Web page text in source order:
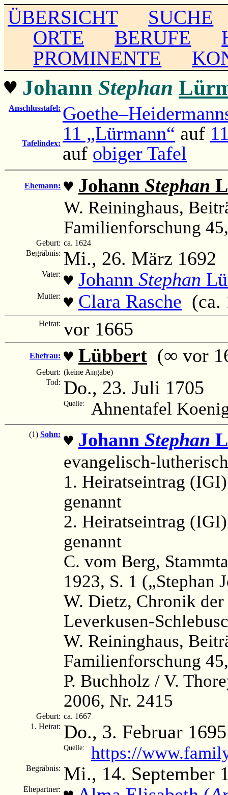
ÜBERSICHT
SUCHE
ORTE
BERUFE
PROMINENTE
♥ Johann Stephan
Anschlusstafel:
Tafelindex: 11 „Lürmann“ auf
auf obiger Tafel
Ehemann: ♥ Johann Stephan
W. Reininghaus,
Familienforschung
Geburt: ca. 1624
Begräbnis: Mi., 26. März 1692
Vater: ♥ Johann Stephan
Mutter: ♥ Clara Rasche (ca.
Heirat: vor 1665
Ehefrau: ♥ Lübbert (∞ vor
Geburt: (keine Angabe)
Tod: Do., 23. Juli 1705
Quelle: Ahnentafel
(1) Sohn: ♥ Johann Stephan
evangelisch-
1. Heiratseintrag
genannt
2. Heiratseintrag
genannt
C. vom Berg,
1923, S. 1 („Stephan
W. Dietz, Chronik
Leverkusen-
W. Reininghaus,
Familienforschung
P. Buchholz / V.
2006, Nr. 2415
Geburt: ca. 1667
1. Heirat: Do., 3. Februar 1695
Quelle: https://
Begräbnis: Mi., 14. September
Ehepartner: